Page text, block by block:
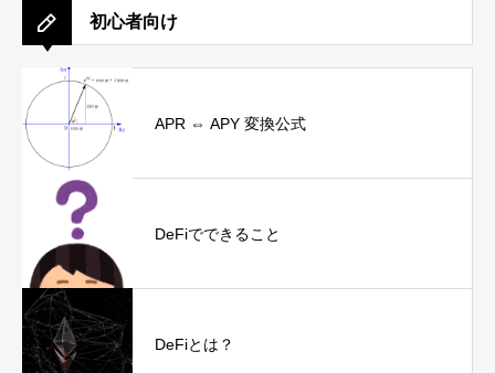
初心者向け
APR ⇔ APY 変換公式
DeFiでできること
DeFiとは？